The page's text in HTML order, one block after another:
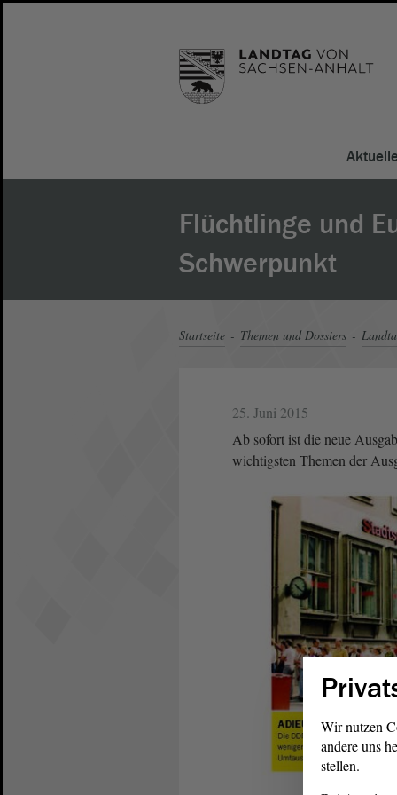
Flüchtlinge und
Schwerpunkt
Startseite Themen und Dossiers
25. Juni 2015
Ab sofort ist die neue
wichtigsten Themen der
Wir nutzen
andere uns
stellen.